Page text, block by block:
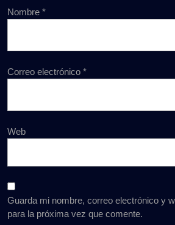
Nombre *
Correo electrónico *
Web
Guarda mi nombre, correo electrónico y
para la próxima vez que comente.